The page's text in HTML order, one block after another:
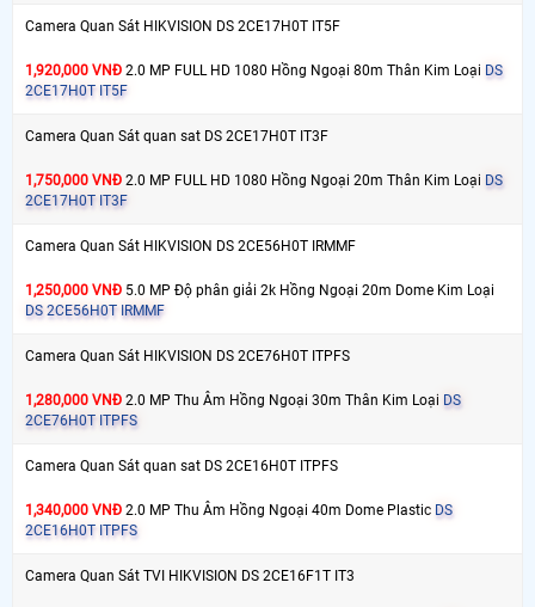
Camera Quan Sát HIKVISION DS 2CE17H0T IT5F
1,920,000 VNĐ 2.0 MP FULL HD 1080 Hồng Ngoại 80m Thân Kim Loại DS
2CE17H0T IT5F
Camera Quan Sát quan sat DS 2CE17H0T IT3F
1,750,000 VNĐ 2.0 MP FULL HD 1080 Hồng Ngoại 20m Thân Kim Loại DS
2CE17H0T IT3F
Camera Quan Sát HIKVISION DS 2CE56H0T IRMMF
1,250,000 VNĐ 5.0 MP Độ phân giải 2k Hồng Ngoại 20m Dome Kim Loại
DS 2CE56H0T IRMMF
Camera Quan Sát HIKVISION DS 2CE76H0T ITPFS
1,280,000 VNĐ 2.0 MP Thu Âm Hồng Ngoại 30m Thân Kim Loại DS
2CE76H0T ITPFS
Camera Quan Sát quan sat DS 2CE16H0T ITPFS
1,340,000 VNĐ 2.0 MP Thu Âm Hồng Ngoại 40m Dome Plastic DS
2CE16H0T ITPFS
Camera Quan Sát TVI HIKVISION DS 2CE16F1T IT3